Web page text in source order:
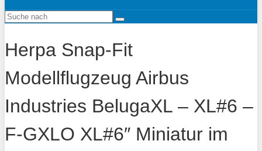
Herpa Snap-Fit
Modellflugzeug Airbus
Industries BelugaXL – XL#6 –
F-GXLO XL#6″ Miniatur im